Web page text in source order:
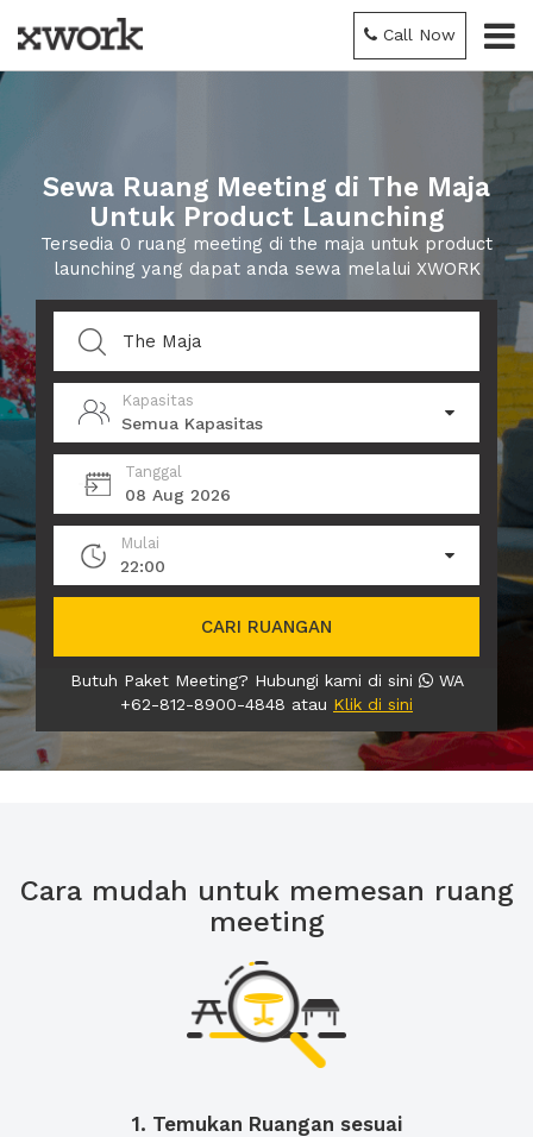
Call Now
Sewa Ruang Meeting di The Maja
Untuk Product Launching
Tersedia 0 ruang meeting di the maja untuk product
launching yang dapat anda sewa melalui XWORK
Kapasitas
Semua Kapasitas
Tanggal
08 Aug 2026
Mulai
22:00
CARI RUANGAN
Butuh Paket Meeting? Hubungi kami di sini
WA
+62-812-8900-4848 atau Klik di sini
Cara mudah untuk memesan ruang
meeting
1. Temukan Ruangan sesuai